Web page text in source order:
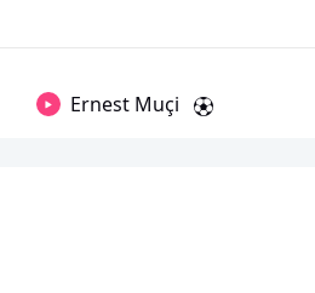
Ernest Muçi